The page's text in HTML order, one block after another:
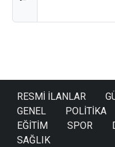
RESMİ İLANLAR
GENEL
POLİTİKA
EĞİTİM
SPOR
SAĞLIK